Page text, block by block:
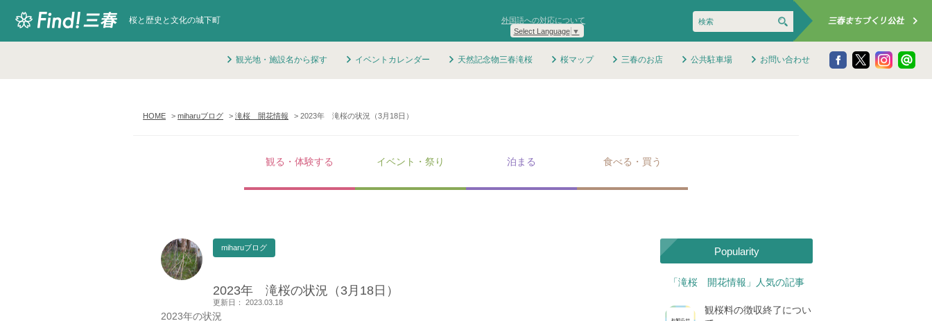
桜と歴史と文化の城下町
外国語への対応について
Select Language ▼
観光地・施設名から探す イベントカレンダー 天然記念物三春滝桜 桜マップ 三春のお店 公共駐車場 お問い合わせ
HOME miharuブログ 滝桜 開花情報 2023年 滝桜の状況（3月18日）
観る・体験する イベント・祭り 泊まる 食べる・買う
miharuブログ
2023年 滝桜の状況（3月18日）
更新日： 2023.03.18
2023年の状況
Popularity
「滝桜 開花情報」人気の記事
観桜料の徴収終了につい